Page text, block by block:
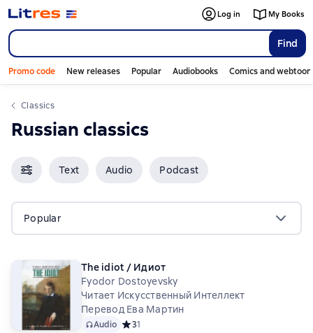
Find
Log in My Books
Promo code New releases Popular Audiobooks Comics and
Classics
Russian classics
Text Audio Podcast
Popular
The idiot / Идиот
Fyodor Dostoyevsky
Читает Искусственный Интеллект
Перевод Ева Мартин
Audio Средний рейтинг 3 на основе 1 оценок
31